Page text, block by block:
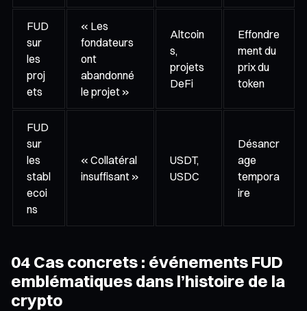
FUD
sur
les
proj
ets
« Les
fondateurs
ont
abandonné
le projet »
Altcoin
s,
projets
DeFi
Effondre
ment du
prix du
token
FUD
sur
les
stabl
ecoi
ns
« Collatéral
insuffisant »
USDT,
USDC
Désancr
age
tempora
ire
04 Cas concrets : événements FUD
emblématiques dans l’histoire de la
crypto